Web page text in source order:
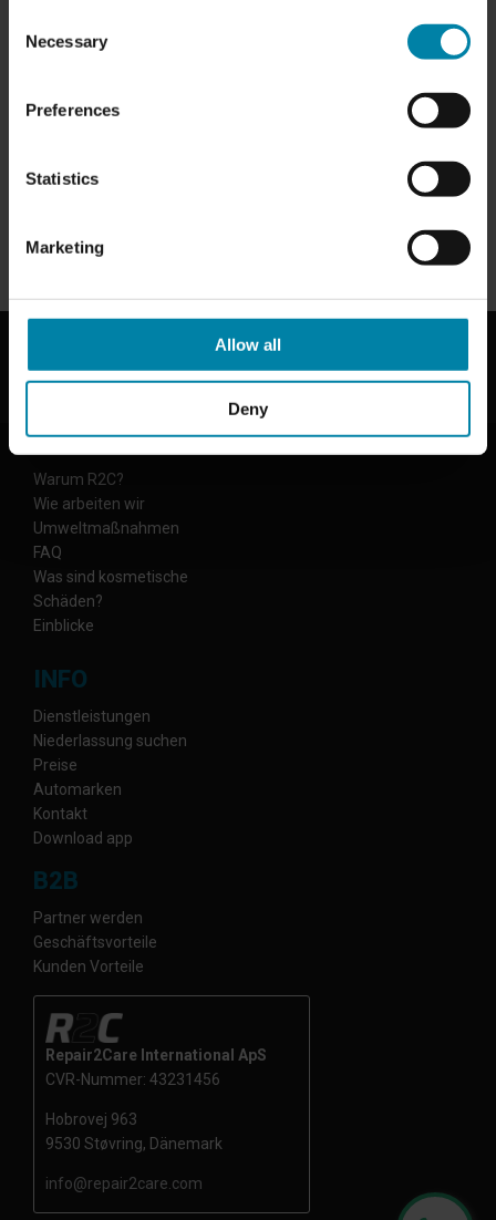
Selection
Necessary
Preferences
Statistics
Marketing
Allow all
Deny
Dienstag:7.00 Uhr - 16.00 Uhr
Freitag:7.00 Uhr - 16.00 Uhr
DIENSTLEISTUNGEN:
ÜBER UNS
Warum R2C?
Wie arbeiten wir
Umweltmaßnahmen
FAQ
Was sind kosmetische
Schäden?
Einblicke
INFO
Dienstleistungen
Niederlassung suchen
Preise
Automarken
Kontakt
Download app
B2B
Partner werden
Geschäftsvorteile
Kunden Vorteile
Repair2Care International ApS
CVR-Nummer: 43231456
Hobrovej 963
9530 Støvring, Dänemark
info@repair2care.com